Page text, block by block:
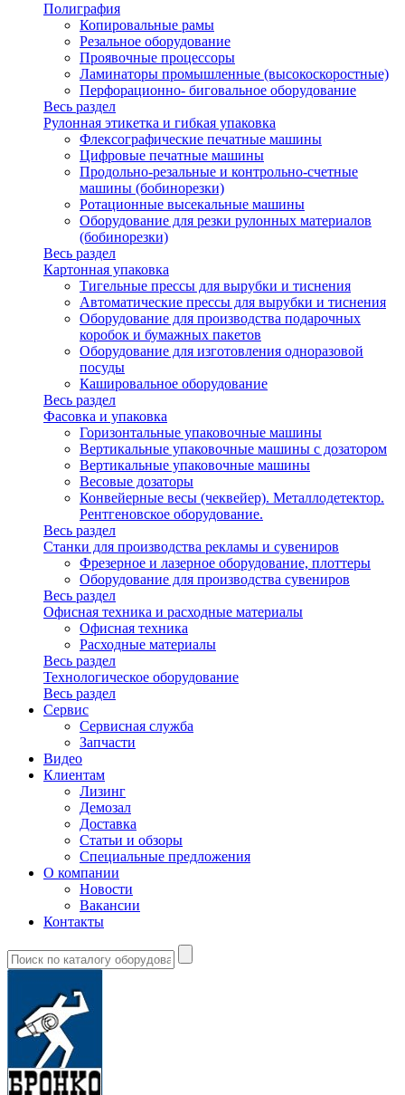
Полиграфия
Копировальные рамы
Резальное оборудование
Проявочные процессоры
Ламинаторы промышленные (высокоскоростные)
Перфорационно- биговальное оборудование
Весь раздел
Рулонная этикетка и гибкая упаковка
Флексографические печатные машины
Цифровые печатные машины
Продольно-резальные и контрольно-счетные
машины (бобинорезки)
Ротационные высекальные машины
Оборудование для резки рулонных материалов
(бобинорезки)
Весь раздел
Картонная упаковка
Тигельные прессы для вырубки и тиснения
Автоматические прессы для вырубки и тиснения
Оборудование для производства подарочных
коробок и бумажных пакетов
Оборудование для изготовления одноразовой
посуды
Кашировальное оборудование
Весь раздел
Фасовка и упаковка
Горизонтальные упаковочные машины
Вертикальные упаковочные машины с дозатором
Вертикальные упаковочные машины
Весовые дозаторы
Конвейерные весы (чеквейер). Металлодетектор.
Рентгеновское оборудование.
Весь раздел
Станки для производства рекламы и сувениров
Фрезерное и лазерное оборудование, плоттеры
Оборудование для производства сувениров
Весь раздел
Офисная техника и расходные материалы
Офисная техника
Расходные материалы
Весь раздел
Технологическое оборудование
Весь раздел
Сервис
Сервисная служба
Запчасти
Видео
Клиентам
Лизинг
Демозал
Доставка
Статьи и обзоры
Специальные предложения
О компании
Новости
Вакансии
Контакты